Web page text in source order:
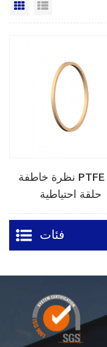
عرض شبكي
نظرة خاطفة PTFE بوم
حلقة احتياطية
فئات